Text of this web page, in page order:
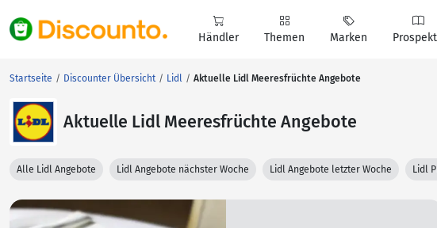
Händler Themen Marken
Startseite Discounter Übersicht Lidl Aktuelle Lidl Meeresfrüchte Angebote
Aktuelle Lidl Meeresfrüchte Angebote
Alle Lidl Angebote Lidl Angebote nächster Woche Lidl Angebote letzter Woche Lidl